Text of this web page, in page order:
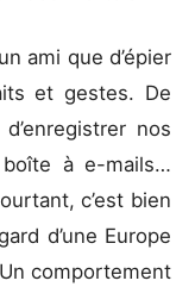
ami que d’épier
et gestes. De
nos
à e-mails…
c’est bien
d’une Europe
comportement